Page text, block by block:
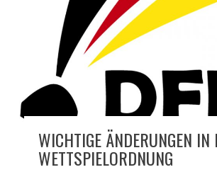
WICHTIGE ÄNDERUNGEN IN
WETTSPIELORDNUNG